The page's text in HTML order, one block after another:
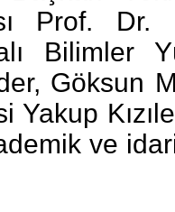
Prof.
Bilimler
Göksun
Yakup
ve
GÜNLÜK HABER AKIŞI
HAFIZLIK KIZ KUR’AN
DARENDE